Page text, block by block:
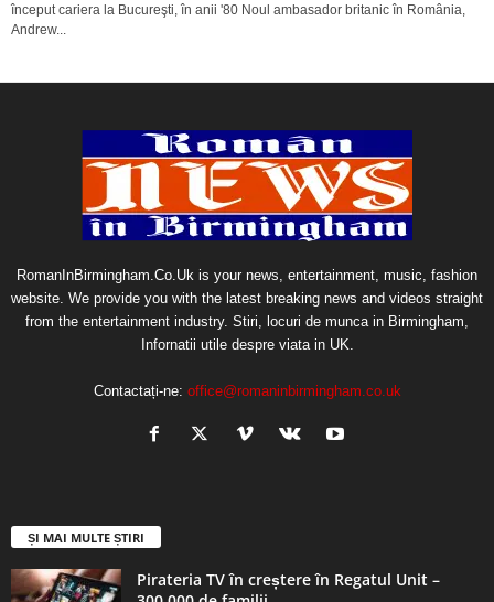
început cariera la Bucureşti, în anii '80 Noul ambasador britanic în România,
Andrew...
RomanInBirmingham.Co.Uk is your news, entertainment, music, fashion
website. We provide you with the latest breaking news and videos straight
from the entertainment industry. Stiri, locuri de munca in Birmingham,
Infornatii utile despre viata in UK.
Contactați-ne: office@romaninbirmingham.co.uk
ȘI MAI MULTE ȘTIRI
Pirateria TV în creștere în Regatul Unit –